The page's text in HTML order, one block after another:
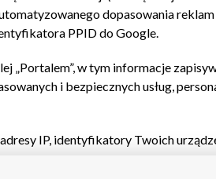
dopasowania
PPID do Google.
„Portalem”, w tym informacje
i bezpiecznych usług,
IP, identyfikatory Twoich